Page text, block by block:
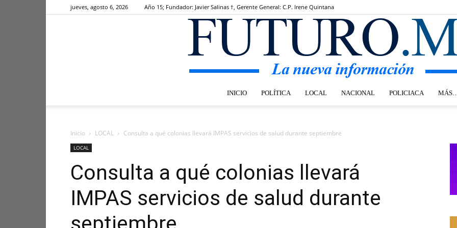
jueves, agosto 6, 2026 Año 15; Fundador: Javier Salinas †, Gerente General: C.P. Irene Quintana
INICIO POLÍTICA LOCAL NACIONAL POLICIACA
Inicio LOCAL Consulta a qué colonias llevará IMPAS servicios de salud durante septiembre
LOCAL
Consulta a qué colonias llevará
IMPAS servicios de salud durante